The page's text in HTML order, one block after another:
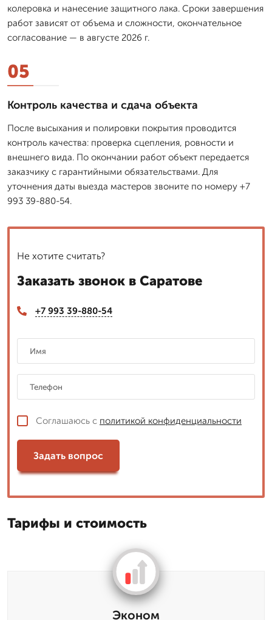
колеровка и нанесение защитного лака. Сроки завершения
работ зависят от объема и сложности, окончательное
согласование — в августе 2026 г.
05
Контроль качества и сдача объекта
После высыхания и полировки покрытия проводится
контроль качества: проверка сцепления, ровности и
внешнего вида. По окончании работ объект передается
заказчику с гарантийными обязательствами. Для
уточнения даты выезда мастеров звоните по номеру +7
993 39-880-54.
Не хотите считать?
Заказать звонок в Саратове
+7 993 39-880-54
Соглашаюсь с политикой конфиденциальности
Задать вопрос
Тарифы и стоимость
Эконом